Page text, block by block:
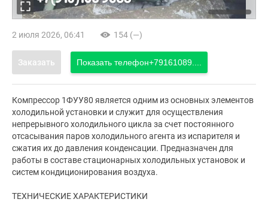
2 июля 2026, 06:41 154 (—)
Заказать Показать телефон+79161089....
Компрессор 1ФУУ80 является одним из основных элементов
холодильной установки и служит для осуществления
непрерывного холодильного цикла за счет постоянного
отсасывания паров холодильного агента из испарителя и
сжатия их до давления конденсации. Предназначен для
работы в составе стационарных холодильных установок и
систем кондиционирования воздуха.
ТЕХНИЧЕСКИЕ ХАРАКТЕРИСТИКИ